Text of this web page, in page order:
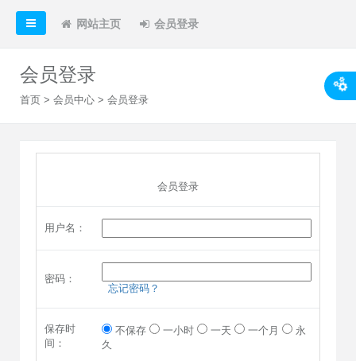
网站主页 会员登录
会员登录
首页 > 会员中心 > 会员登录
会员登录
用户名：
密码：
忘记密码？
保存时
间：
不保存 一小时 一天 一个月
永
久